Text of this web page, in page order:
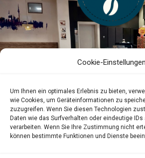
Cookie-Einstellungen
Um Ihnen ein optimales Erlebnis zu bieten,
wie Cookies, um Geräteinformationen zu
zuzugreifen. Wenn Sie diesen Technologien
Daten wie das Surfverhalten oder eindeutige
verarbeiten. Wenn Sie Ihre Zustimmung nicht
können bestimmte Funktionen und Dienste